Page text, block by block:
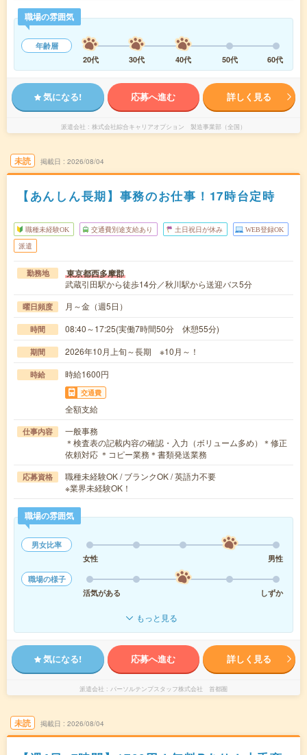
職場の雰囲気
年齢層
20代
30代 40代 50代 60代
気になる! 応募へ進む 詳しく見る
派遣会社 株式会社綜合キャリアオプション 製造事業部（全国）
未読 掲載日 2026/08/04
【あんしん長期】事務のお仕事！17時台定時
職種未経験OK 交通費別途支給あり 土日祝日が休み WEB登録OK
派遣
勤務地 東京都西多摩郡
武蔵引田駅から徒歩14分／秋川駅から送迎バス5分
曜日頻度 月～金（週5日）
時間 08:40～17:25(実働7時間50分 休憩55分)
期間 2026年10月上旬～長期 ※10月～！
時給 時給1600円
交通費
全額支給
仕事内容
一般事務
＊検査表の記載内容の確認・入力（ボリューム多め）＊修正
依頼対応 ＊コピー業務＊書類発送業務
応募資格
職種未経験OK / ブランクOK / 英語力不要
※業界未経験OK！
職場の雰囲気
男女比率
女性
男性
職場の様子
活気がある
しずか
もっと見る
気になる! 応募へ進む 詳しく見る
派遣会社 パーソルテンプスタッフ株式会社 首都圏
未読 掲載日 2026/08/04